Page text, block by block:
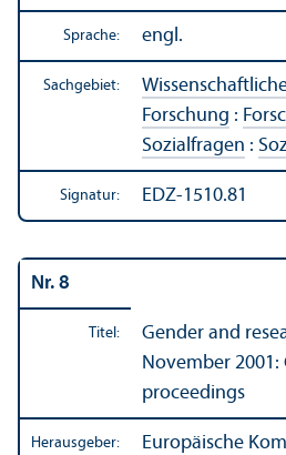
Sprache: engl.
Sachgebiet:
Forschung :
Sozialfragen :
Signatur: EDZ-1510.81
Nr. 8
Titel:
Gender and
November 2001:
proceedings
Herausgeber:
Europäische